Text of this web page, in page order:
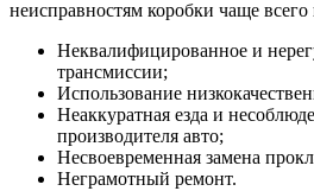
неисправностям коробки чаще
Неквалифицированное и
трансмиссии;
Использование
Неаккуратная езда и
производителя авто;
Несвоевременная замена
Неграмотный ремонт.